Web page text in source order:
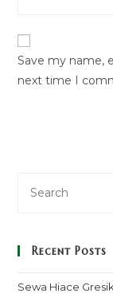
URL
(optional)
Save my name,
next time I
Recent Posts
Sewa Hiace